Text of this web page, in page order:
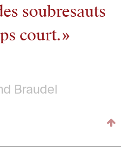
soubresauts
court.
Braudel